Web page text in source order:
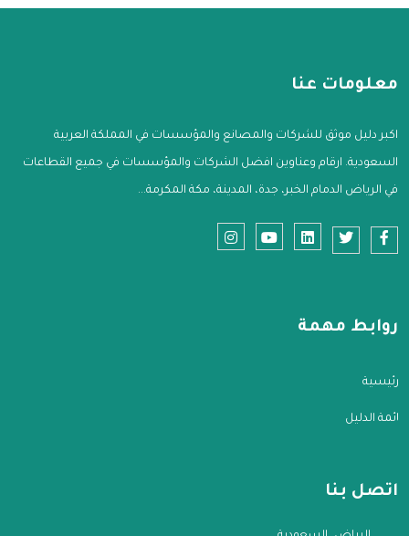
معلومات عنا
اكبر دليل موثق للشركات والمصانع والمؤسسات في المملكة العربية
السعودية. ارقام وعناوين افضل الشركات والمؤسسات في جميع القطاعات
في الرياض الدمام الخبر، جدة، المدينة، مكة المكرمة...
روابط مهمة
الرئيسية
قائمة الدليل
اتصل بنا